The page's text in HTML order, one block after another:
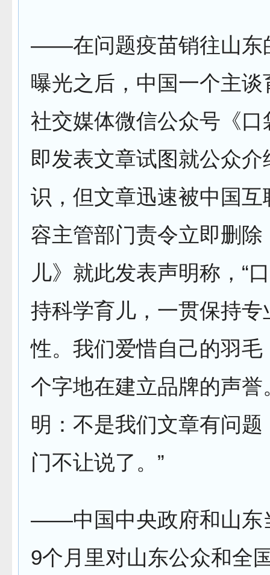
——在问题疫苗销往山东
曝光之后，中国一个主谈
社交媒体微信公众号《口
即发表文章试图就公众介
识，但文章迅速被中国互
容主管部门责令立即删除
儿》就此发表声明称，“
持科学育儿，一贯保持专
性。我们爱惜自己的羽毛
个字地在建立品牌的声誉
明：不是我们文章有问题
门不让说了。”
——中国中央政府和山东
9个月里对山东公众和全